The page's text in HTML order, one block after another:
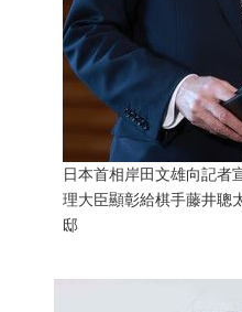
日本首相岸田文雄向記者
理大臣顯彰給棋手藤井聰
邸